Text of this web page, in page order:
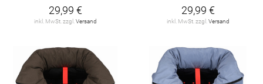
29,99 €
inkl. MwSt. zzgl.Versand
29,99 €
inkl. MwSt. zzgl.Versand